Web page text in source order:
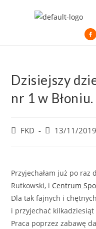
Dzisiejszy
nr 1 w Błoniu.
FKD 13/11/2019
Przyjechałam już po
Rutkowski, i Centrum
Dla tak fajnych i
i przyjechać
Praca poprzez zabawę